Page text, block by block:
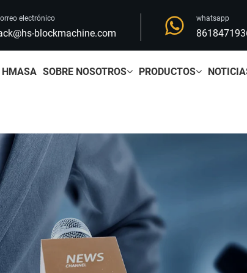
electrónico
blockmachine.com
whatsapp
HMASA SOBRE NOSOTROS PRODUCTOS